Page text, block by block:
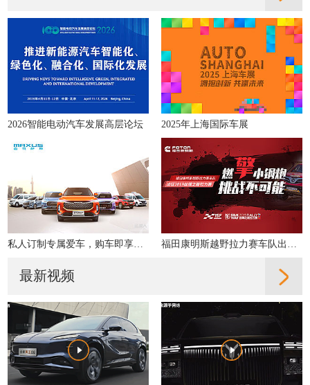
2026智能电动汽车发展高层论坛 2025年上海国际车展
私人订制专属爱车，购车即享多重好礼！ 福田康明斯越野拉力赛车队出征2019丝绸之路拉力赛
最新视频